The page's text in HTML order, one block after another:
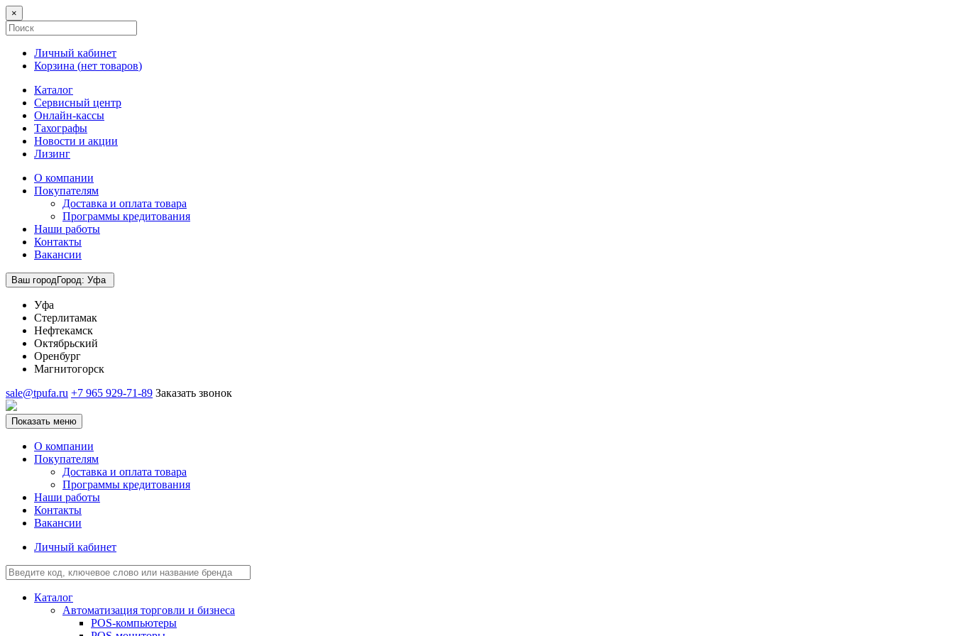
×
Личный кабинет
Корзина (нет товаров)
Каталог
Сервисный центр
Онлайн-кассы
Тахографы
Новости и акции
Лизинг
О компании
Покупателям
Доставка и оплата товара
Программы кредитования
Наши работы
Контакты
Вакансии
Ваш городГород: Уфа
Уфа
Стерлитамак
Нефтекамск
Октябрьский
Оренбург
Магнитогорск
sale@tpufa.ru +7 965 929-71-89 Заказать звонок
Показать меню
О компании
Покупателям
Доставка и оплата товара
Программы кредитования
Наши работы
Контакты
Вакансии
Личный кабинет
Каталог
Автоматизация торговли и бизнеса
POS-компьютеры